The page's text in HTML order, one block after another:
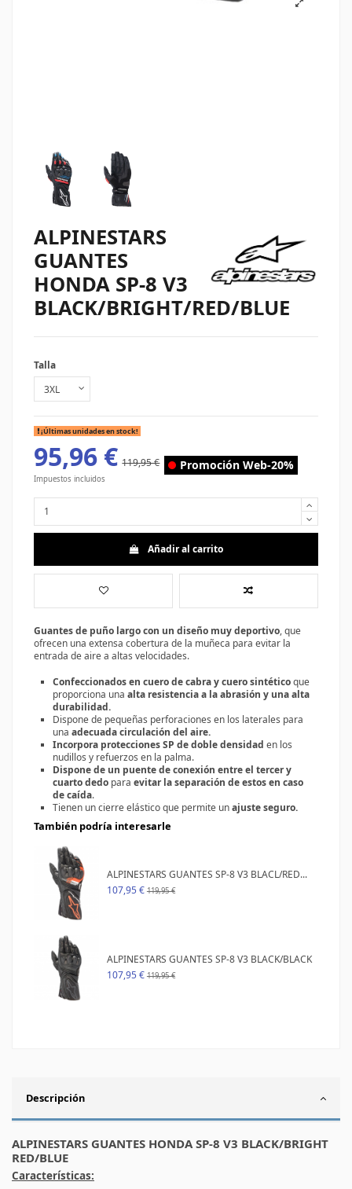
ALPINESTARS
GUANTES
HONDA SP-8 V3
BLACK/BRIGHT/RED/BLUE
Talla
¡Últimas unidades en stock!
95,96 € 119,95 € Promoción Web-20%
Impuestos incluidos
Añadir al carrito
Guantes de puño largo con un diseño muy deportivo, que
ofrecen una extensa cobertura de la muñeca para evitar la
entrada de aire a altas velocidades.
Confeccionados en cuero de cabra y cuero sintéticoque
proporciona una alta resistencia a la abrasión y una alta
durabilidad.
Dispone de pequeñas perforaciones en los laterales para
una adecuada circulación del aire.
Incorpora protecciones SP de doble densidad en los
nudillos y refuerzos en la palma.
Dispone de un puente de conexión entre el tercer y
cuarto dedo para evitar la separación de estos en caso
de caída.
Tienen un cierre elástico que permite unajuste seguro.
También podría interesarle
ALPINESTARS GUANTES SP-8 V3 BLACL/RED...
107,95 € 119,95 €
ALPINESTARS GUANTES SP-8 V3 BLACK/BLACK
107,95 € 119,95 €
Descripción
ALPINESTARS GUANTES HONDA SP-8 V3 BLACK/BRIGHT
RED/BLUE
Características: